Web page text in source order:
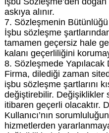
askıya alınır.
7. Sözleşmenin
İşbu sözleşme
tamamen geçersiz hale
kalanı geçerliliğini
8. Sözleşmede Yapılacak
Firma, dilediği zaman
işbu sözleşme şartlarını
değiştirebilir. Değişiklikler
itibaren geçerli olacaktır.
Kullanıcı’nın
hizmetlerden